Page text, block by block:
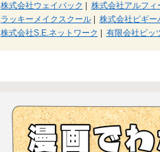
株式会社ウェイバック
株式会社アルフィ
ラッキーメイクスクール| 株式会社ピギー
株式会社S.E.ネットワーク
有限会社ビッ